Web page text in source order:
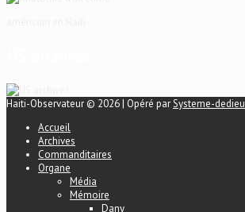
Haiti-Observateur © 2026 | Opéré parSysteme-dedieu
Accueil
Archives
Commanditaires
Organe
Média
Mémoire
Dany